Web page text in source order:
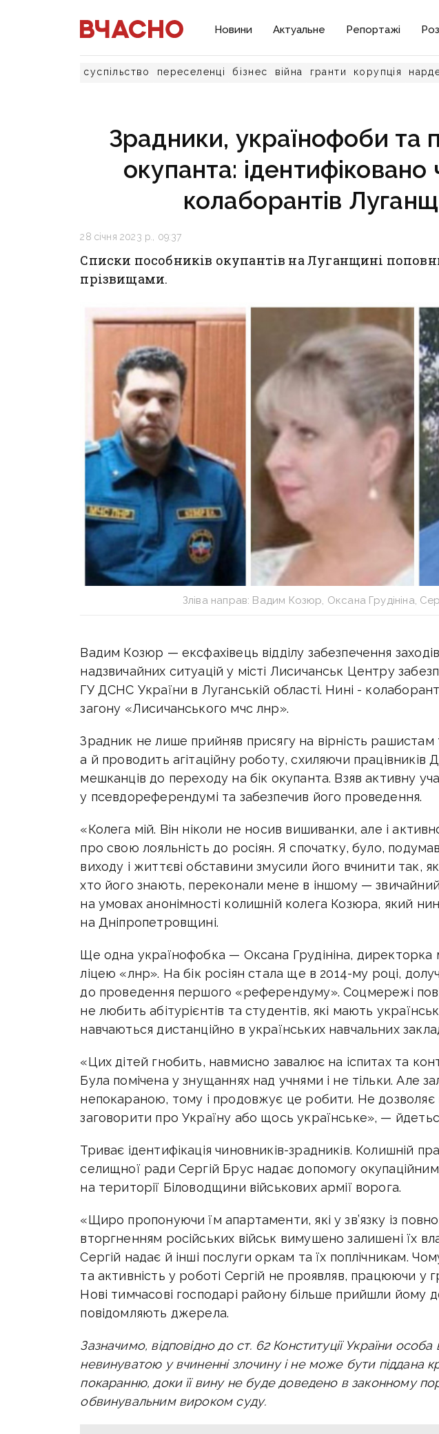
Новини Актуальне Репортажі
суспільство переселенці бізнес війна гранти корупція
Зрадники, українофоби та
окупанта: ідентифіковано
колаборантів
28 січня 2023 р., 09:37
Списки пособників окупантів на Луганщині
прізвищами.
Зліва направ: Вадим Козюр, Оксана Грудініна,
Вадим Козюр — ексфахівець відділу забезпечення
надзвичайних ситуацій у місті Лисичанськ Центру
ГУ ДСНС України в Луганській області. Нині -
загону «Лисичанського мчс лнр».
Зрадник не лише прийняв присягу на вірність рашистам
а й проводить агітаційну роботу, схиляючи працівників
мешканців до переходу на бік окупанта. Взяв активну
у псевдореферендумі та забезпечив його проведення.
«Колега мій. Він ніколи не носив вишиванки, але і
про свою лояльність до росіян. Я спочатку, було,
виходу і життєві обставини змусили його вчинити так,
хто його знають, переконали мене в іншому — звичайний
на умовах анонімності колишній колега Козюра, який
на Дніпропетровщині.
Ще одна українофобка — Оксана Грудініна, директорка
ліцею «лнр». На бік росіян стала ще в 2014-му році,
до проведення першого «референдуму». Соцмережі
не любить абітурієнтів та студентів, які мають
навчаються дистанційно в українських навчальних
«Цих дітей гнобить, навмисно завалює на іспитах та
Була помічена у знущаннях над учнями і не тільки. Але
непокараною, тому і продовжує це робити. Не дозволяє
заговорити про Україну або щось українське», —
Триває ідентифікація чиновників-зрадників. Колишній
селищної ради Сергій Брус надає допомогу окупаційним
на території Біловодщини військових армії ворога.
«Щиро пропонуючи їм апартаменти, які у зв’язку із
вторгненням російських військ вимушено залишені їх
Сергій надає й інші послуги оркам та їх поплічникам.
та активність у роботі Сергій не проявляв, працюючи у
Нові тимчасові господарі району більше прийшли йому
повідомляють джерела.
Зазначимо, відповідно до ст. 62 Конституції України
невинуватою у вчиненні злочину і не може бути піддана
покаранню, доки її вину не буде доведено в законному
обвинувальним вироком суду.